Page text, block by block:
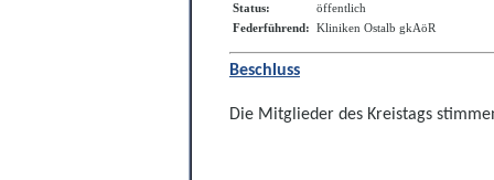
Status:
öffentlich
Federführend: Kliniken Ostalb gkAöR
Beschluss
Die Mitglieder des Kreistags